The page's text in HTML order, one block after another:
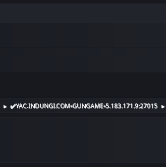
► ✔️YAC.INDUNGI.COM▫️GUNGAME▫️5.183.171.9:27015 ►